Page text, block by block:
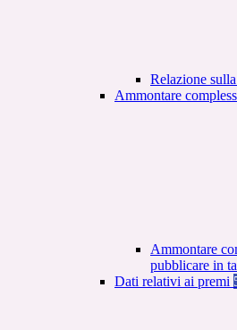
Relazione
Ammontare
Ammontare
pubblicare in
Dati relativi ai premi